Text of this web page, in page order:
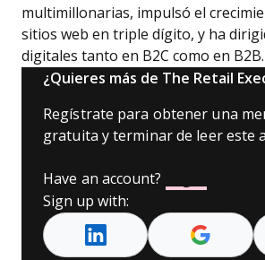
multimillonarias, impulsó el
sitios web en triple dígito, y ha
digitales tanto en B2C como en
¿Quieres más de The Retail
Regístrate para obtener una
gratuita y terminar de leer este
Have an account?
Sign up with: